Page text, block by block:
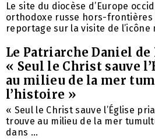
Le site du diocèse d’Europe
orthodoxe russe hors-frontières
reportage sur la visite de l’icône
Le Patriarche Daniel de
« Seul le Christ sauve
au milieu de la mer
l’histoire »
« Seul le Christ sauve l’Église
trouve au milieu de la mer
dans ...